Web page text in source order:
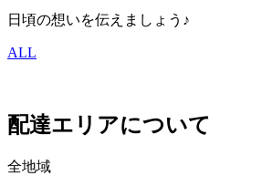
日頃の想いを伝えましょう♪
ALL
配達エリアについて
全地域